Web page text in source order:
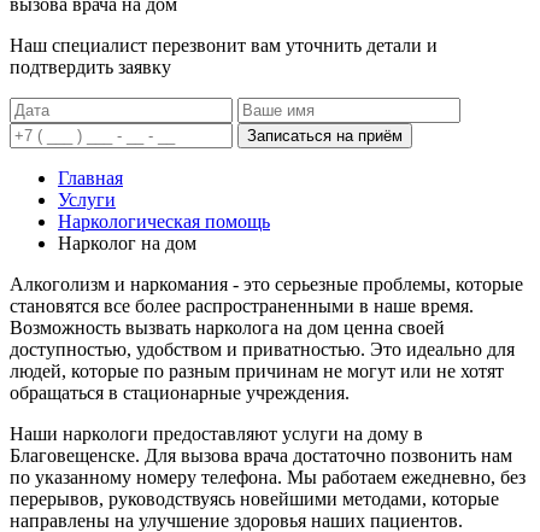
Наш специалист перезвонит вам уточнить детали и
подтвердить заявку
Записаться на приём
Главная
Услуги
Наркологическая помощь
Нарколог на дом
Алкоголизм и наркомания - это серьезные проблемы, которые
становятся все более распространенными в наше время.
Возможность вызвать нарколога на дом ценна своей
доступностью, удобством и приватностью. Это идеально для
людей, которые по разным причинам не могут или не хотят
обращаться в стационарные учреждения.
Наши наркологи предоставляют услуги на дому в
Благовещенске. Для вызова врача достаточно позвонить нам
по указанному номеру телефона. Мы работаем ежедневно, без
перерывов, руководствуясь новейшими методами, которые
направлены на улучшение здоровья наших пациентов.